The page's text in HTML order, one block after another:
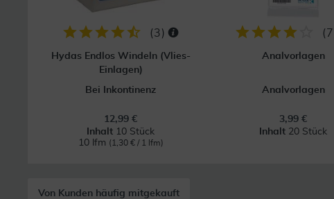
(3)
Hydas Endlos Windeln (Vlies-
Einlagen)
Bei Inkontinenz
12,99 €
Inhalt 10 Stück
10 lfm (1,30 € / 1 lfm)
( 7
Analvorlagen
Analvorlagen
3,99 €
Inhalt 20 Stück
Von Kunden häufig mitgekauft